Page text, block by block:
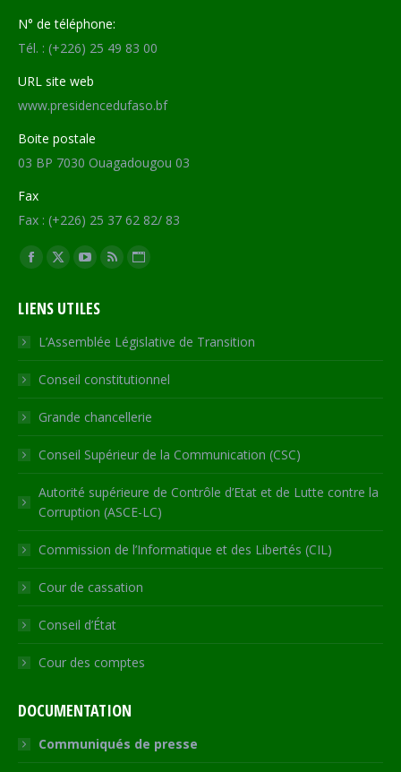
N° de téléphone:
Tél. : (+226) 25 49 83 00
URL site web
www.presidencedufaso.bf
Boite postale
03 BP 7030 Ouagadougou 03
Fax
Fax : (+226) 25 37 62 82/ 83
Trouvez nous sur :
Facebook
opens
in
new
window
X
opens
in
new
window
YouTube
opens
in
new
window
RSS
in
new
window
Site
opens
in
new
LIENS UTILES
L’Assemblée Législative de Transition
Conseil constitutionnel
Grande chancellerie
Conseil Supérieur de la Communication (CSC)
Autorité supérieure de Contrôle d’Etat et de Lutte contre la
Corruption (ASCE-LC)
Commission de l’Informatique et des Libertés (CIL)
Cour de cassation
Conseil d’État
Cour des comptes
DOCUMENTATION
Communiqués de presse